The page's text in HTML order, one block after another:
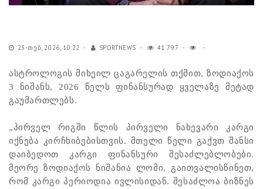
23-ᲗᲔᲑ, 2026, 10:22 SPORTNEWS 41 797
ასტროლოგის მიხეილ ცაგარელის თქმით, ზოდიაქოს
3 ნიშანს, 2026 წელს ფინანსურად ყველაზე მეტად
გაუმართლებს.
„პირველ რიგში წლის პირველი ნახევარი კარგი
იქნება კირჩხიბებისთვის. მთელი წელი გაქვთ შანსი
დაიბედოთ კარგი ფინანსური შესაძლებლობები.
მეორე ზოდიაქოს ნიშანია ლომი, გაითვალისწინეთ,
რომ კარგი პერიოდია ივლისიდან. შესაძლოა ბიზნეს